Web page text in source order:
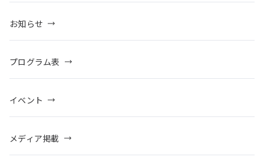
お知らせ
プログラム表
イベント
メディア掲載